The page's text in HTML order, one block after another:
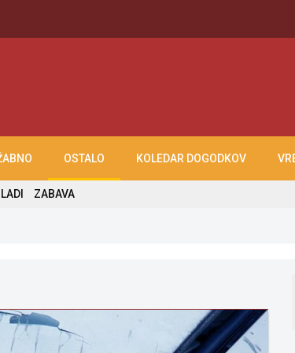
OSTALO KOLEDAR DOGODKOV
ZABAVA